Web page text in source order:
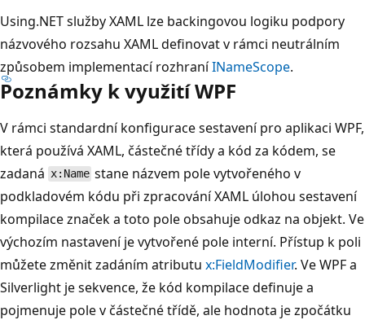
Using.NET služby XAML lze backingovou logiku podpory
názvového rozsahu XAML definovat v rámci neutrálním
způsobem implementací rozhraníINameScope.
Poznámky k využití WPF
V rámci standardní konfigurace sestavení pro aplikaci WPF,
která používá XAML, částečné třídy a kód za kódem, se
zadaná x:Name stane názvem pole vytvořeného v
podkladovém kódu při zpracování XAML úlohou sestavení
kompilace značek a toto pole obsahuje odkaz na objekt. Ve
výchozím nastavení je vytvořené pole interní. Přístup k poli
můžete změnit zadáním atributu x:FieldModifier. Ve WPF a
Silverlight je sekvence, že kód kompilace definuje a
pojmenuje pole v částečné třídě, ale hodnota je zpočátku